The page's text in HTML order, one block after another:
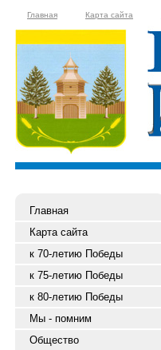
Главная Карта сайта
Главная
Карта сайта
к 70-летию Победы
к 75-летию Победы
к 80-летию Победы
Мы - помним
Общество